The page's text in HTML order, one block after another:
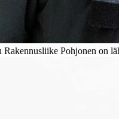
Pohjonen on